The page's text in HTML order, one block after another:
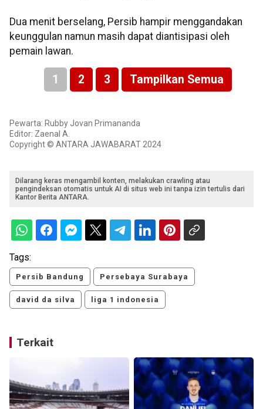
Dua menit berselang, Persib hampir menggandakan
keunggulan namun masih dapat diantisipasi oleh
pemain lawan.
1 2 3 Tampilkan Semua
Pewarta: Rubby Jovan Primananda
Editor: Zaenal A.
Copyright © ANTARA JAWABARAT 2024
Dilarang keras mengambil konten, melakukan crawling atau
pengindeksan otomatis untuk AI di situs web ini tanpa izin tertulis dari
Kantor Berita ANTARA.
Tags:
Persib Bandung Persebaya Surabaya
david da silva liga 1 indonesia
Terkait